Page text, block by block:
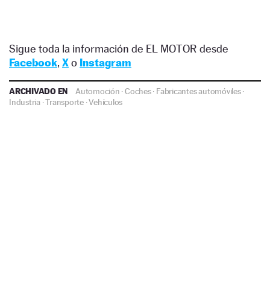
Sigue toda la información de EL MOTOR desde
Facebook, Xo Instagram
ARCHIVADO EN Automoción ·Coches· Fabricantes automóviles·
Industria·Transporte·Vehículos